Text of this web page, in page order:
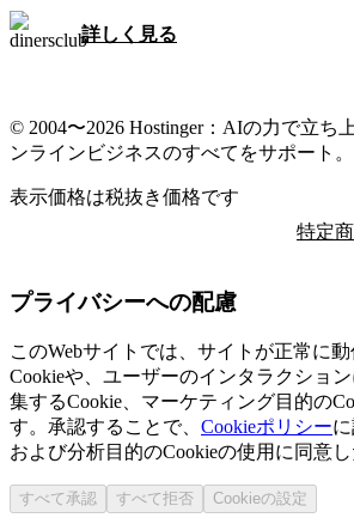
詳しく見る
© 2004〜2026 Hostinger：AIの力で立ち
ンラインビジネスのすべてをサポート。
表示価格は税抜き価格です
特定
プライバシーへの配慮
このWebサイトでは、サイトが正常に
Cookieや、ユーザーのインタラクショ
集するCookie、マーケティング目的の
す。承認することで、 Cookieポリシー
および分析目的のCookieの使用に同意し
すべて承認 すべて拒否 Cookieの設定